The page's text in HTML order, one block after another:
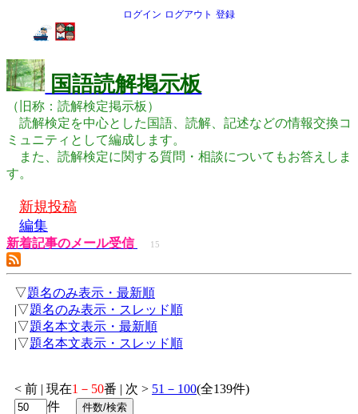
ログイン ログアウト 登録
国語読解掲示板
（旧称：読解検定掲示板）
読解検定を中心とした国語、読解、記述などの情報交換コ
ミュニティとして編成します。
また、読解検定に関する質問・相談についてもお答えしま
す。
新規投稿
編集
新着記事のメール受信 15
▽題名のみ表示・最新順
|▽題名のみ表示・スレッド順
|▽題名本文表示・最新順
|▽題名本文表示・スレッド順
< 前 | 現在1－50番 | 次 > 51－100(全139件)
件